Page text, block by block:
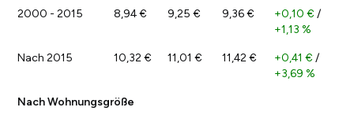
2000 - 2015 8,94 € 9,25 € 9,36 € +0,10 € /
+1,13 %
Nach 2015 10,32 € 11,01 € 11,42 € +0,41 € /
+3,69 %
Nach Wohnungsgröße